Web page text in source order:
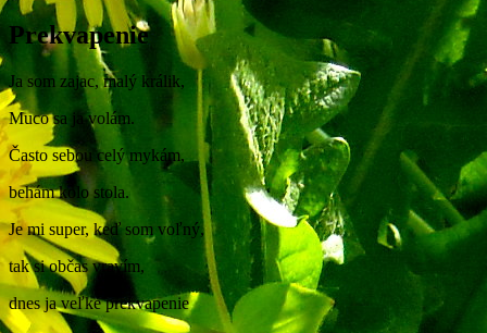
Prekvapenie
Ja som zajac, malý králik,
Muco sa ja volám.
Často sebou celý mykám,
behám kolo stola.
Je mi super, keď som voľný,
tak si občas vravím,
dnes ja veľké prekvapenie